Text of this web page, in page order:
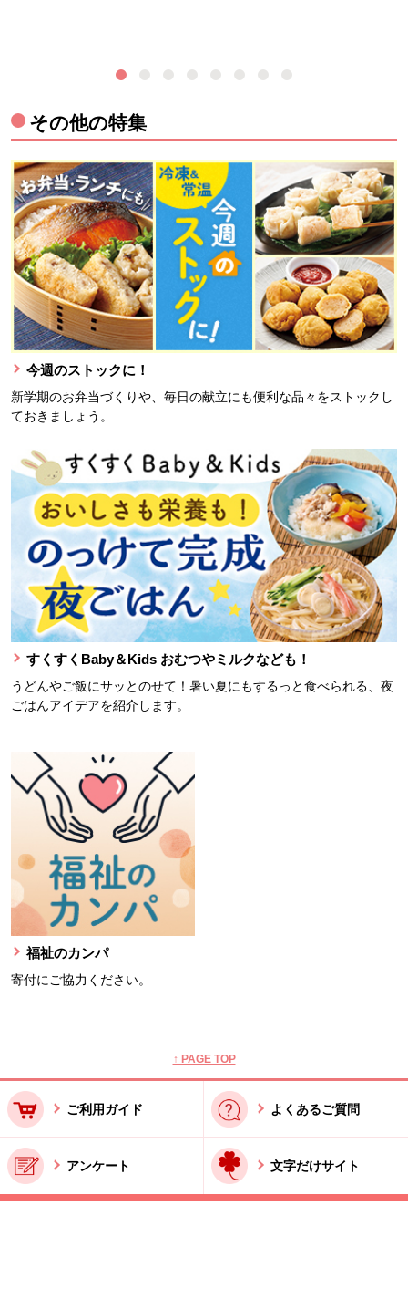
その他の特集
今週のストックに！
新学期のお弁当づくりや、毎日の献立にも便利な品々をストックし
ておきましょう。
すくすくBaby＆Kids おむつやミルクなども！
うどんやご飯にサッとのせて！暑い夏にもするっと食べられる、夜
ごはんアイデアを紹介します。
福祉のカンパ
寄付にご協力ください。
↑ PAGE TOP
ご利用ガイド よくあるご質問
アンケート 文字だけサイト